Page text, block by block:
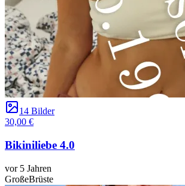
14 Bilder
30,00 €
Bikiniliebe 4.0
vor 5 Jahren
GroßeBrüste